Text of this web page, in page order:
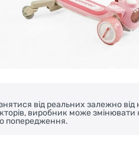
від реальних залежно
виробник може
попередження.